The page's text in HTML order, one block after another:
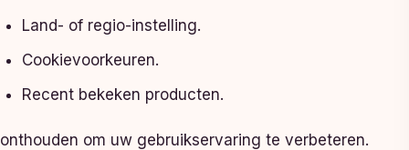
Land- of regio-instelling.
Cookievoorkeuren.
Recent bekeken producten.
onthouden om uw gebruikservaring te verbeteren.